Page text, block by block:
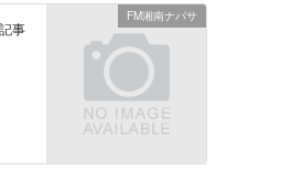
FM湘南ナパサ
事